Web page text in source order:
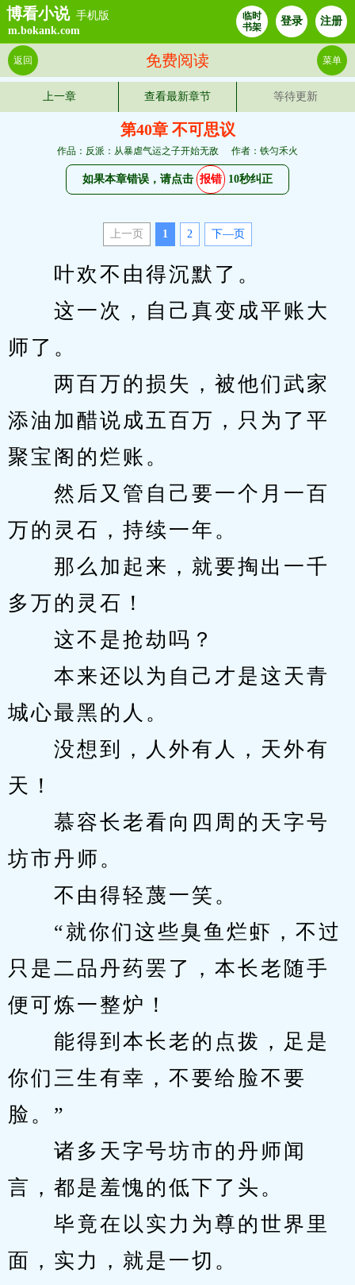
博看小说 手机版
m.bokank.com
临时
书架
登录 注册
免费阅读
返回 菜单
上一章 查看最新章节 等待更新
第40章 不可思议
作品：反派：从暴虐气运之子开始无敌 作者：铁匀禾火
如果本章错误，请点击 报错 10秒纠正
上一页 1 2 下—页
叶欢不由得沉默了。
这一次，自己真变成平账大
师了。
两百万的损失，被他们武家
添油加醋说成五百万，只为了平
聚宝阁的烂账。
然后又管自己要一个月一百
万的灵石，持续一年。
那么加起来，就要掏出一千
多万的灵石！
这不是抢劫吗？
本来还以为自己才是这天青
城心最黑的人。
没想到，人外有人，天外有
天！
慕容长老看向四周的天字号
坊市丹师。
不由得轻蔑一笑。
“就你们这些臭鱼烂虾，不过
只是二品丹药罢了，本长老随手
便可炼一整炉！
能得到本长老的点拨，足是
你们三生有幸，不要给脸不要
脸。”
诸多天字号坊市的丹师闻
言，都是羞愧的低下了头。
毕竟在以实力为尊的世界里
面，实力，就是一切。